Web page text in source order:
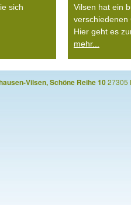
sich
Vilsen hat ein
verschiedenen
Hier geht es
mehr...
Vilsen, Schöne Reihe 1027305